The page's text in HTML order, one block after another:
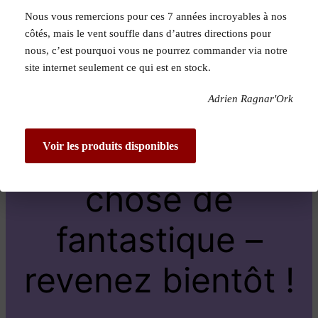
Pardon pour le
dérangement !
Nous travaillons
sur quelque
chose de
fantastique –
revenez bientôt !
Nous vous remercions pour ces 7 années incroyables à nos
côtés, mais le vent souffle dans d’autres directions pour
nous, c’est pourquoi vous ne pourrez commander via notre
site internet seulement ce qui est en stock.
Adrien Ragnar'Ork
Voir les produits disponibles